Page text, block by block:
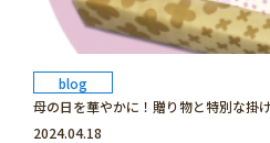
blog
母の日を華やかに！贈り物と特別な掛
2024.04.18